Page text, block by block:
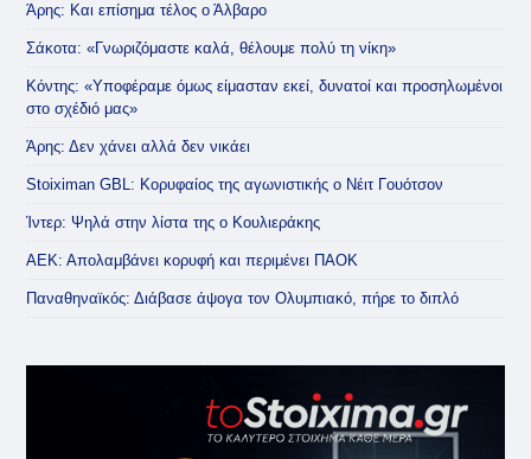
Άρης: Και επίσημα τέλος ο Άλβαρο
Σάκοτα: «Γνωριζόμαστε καλά, θέλουμε πολύ τη νίκη»
Κόντης: «Υποφέραμε όμως είμασταν εκεί, δυνατοί και προσηλωμένοι
στο σχέδιό μας»
Άρης: Δεν χάνει αλλά δεν νικάει
Stoiximan GBL: Κορυφαίος της αγωνιστικής ο Νέιτ Γουότσον
Ίντερ: Ψηλά στην λίστα της ο Κουλιεράκης
ΑΕΚ: Απολαμβάνει κορυφή και περιμένει ΠΑΟΚ
Παναθηναϊκός: Διάβασε άψογα τον Ολυμπιακό, πήρε το διπλό